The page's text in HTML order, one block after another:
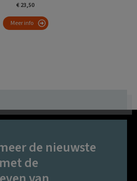
€ 23,50
Meer info
de nieuwste
de